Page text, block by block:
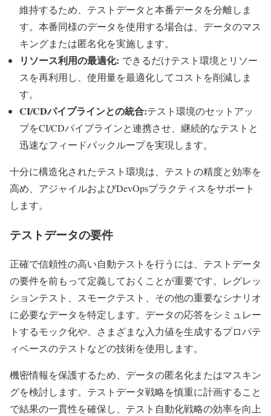
維持するため、テストデータと本番データを分離しま
す。本番同様のデータを使用する場合は、データのマス
キングまたは匿名化を実施します。
リソース利用の最適化: できるだけテスト環境とリソー
スを再利用し、使用量を最適化してコストを削減しま
す。
CI/CDパイプラインとの統合:テスト環境のセットアッ
プをCI/CDパイプラインと連携させ、継続的なテストと
迅速なフィードバックループを実現します。
十分に構造化されたテスト環境は、テストの精度と効率を
高め、アジャイルおよびDevOpsプラクティスをサポート
します。
テストデータの要件
正確で信頼性の高い自動テストを行うには、テストデータ
の要件を前もって定義しておくことが重要です。レグレッ
ションテスト、スモークテスト、その他の重要なシナリオ
に必要なデータを特定します。データの応答をシミュレー
トするモック化や、さまざまな入力値を生成するプロパテ
ィベースのテストなどの技術を使用します。
機密情報を保護するため、データの匿名化またはマスキン
グを検討します。テストデータ戦略を慎重に計画すること
で結果の一貫性を確保し、テスト自動化戦略の効率を向上